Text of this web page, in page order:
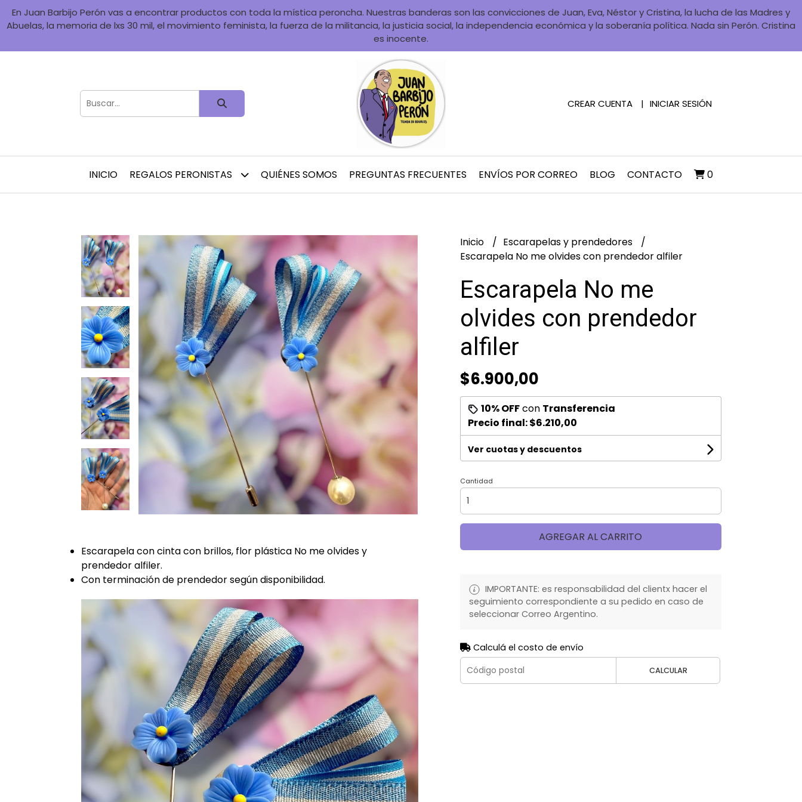
En Juan Barbijo Perón vas a encontrar productos con toda la mística peroncha. Nuestras banderas son las convicciones de Juan, Eva, Néstor y Cristina, la lucha de las Madres y
Abuelas, la memoria de lxs 30 mil, el movimiento feminista, la fuerza de la militancia, la justicia social, la independencia económica y la soberanía política. Nada sin Perón. Cristina
es inocente.
CREAR CUENTA INICIAR SESIÓN
INICIO REGALOS PERONISTAS QUIÉNES SOMOS PREGUNTAS FRECUENTES ENVÍOS POR CORREO BLOG CONTACTO 0
Escarapela con cinta con brillos, flor plástica No me olvides y
prendedor alfiler.
Con terminación de prendedor según disponibilidad.
Inicio
Escarapelas y prendedores
Escarapela No me olvides con prendedor alfiler
Escarapela No me
olvides con prendedor
alfiler
$6.900,00
10% OFFcon Transferencia
Precio final:$6.210,00
Ver cuotas y descuentos
Cantidad
AGREGAR AL CARRITO
IMPORTANTE: es responsabilidad del clientx hacer el
seguimiento correspondiente a su pedido en caso de
seleccionar Correo Argentino.
Calculá el costo de envío
CALCULAR